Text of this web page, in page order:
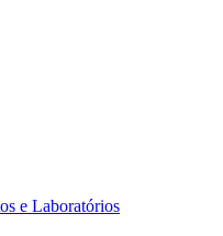
e Laboratórios